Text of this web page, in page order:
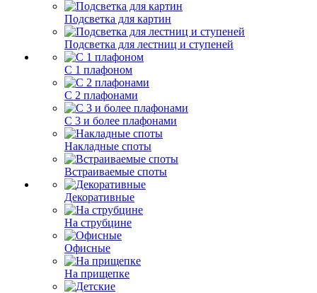
Подсветка для картин
Подсветка для лестниц и ступеней
С 1 плафоном
С 2 плафонами
С 3 и более плафонами
Накладные споты
Встраиваемые споты
Декоративные
На струбцине
Офисные
На прищепке